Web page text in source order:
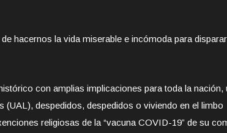
hacernos la vida miserable e incómoda para
con amplias implicaciones para toda la nación,
(UAL), despedidos, despedidos o viviendo en el limbo
religiosas de la “vacuna COVID-19” de su